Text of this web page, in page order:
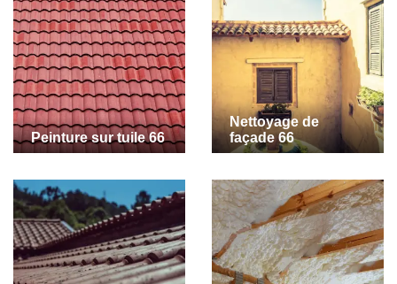
Peinture sur tuile 66
Nettoyage de
façade 66